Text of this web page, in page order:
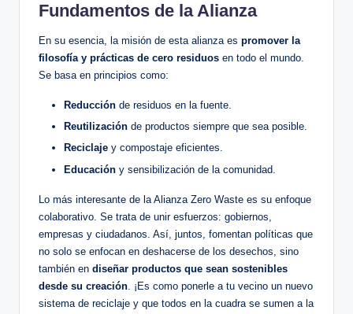
Fundamentos de la Alianza
En su esencia, la misión de esta alianza es promover la
filosofía y prácticas de cero residuos en todo el mundo.
Se basa en principios como:
Reducción de residuos en la fuente.
Reutilización de productos siempre que sea posible.
Reciclaje y compostaje eficientes.
Educación y sensibilización de la comunidad.
Lo más interesante de la Alianza Zero Waste es su enfoque
colaborativo. Se trata de unir esfuerzos: gobiernos,
empresas y ciudadanos. Así, juntos, fomentan políticas que
no solo se enfocan en deshacerse de los desechos, sino
también en diseñar productos que sean sostenibles
desde su creación . ¡Es como ponerle a tu vecino un nuevo
sistema de reciclaje y que todos en la cuadra se sumen a la